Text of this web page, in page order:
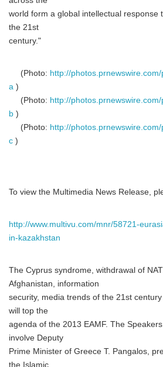
world form a global intellectual response
the 21st
century."
(Photo: http://
a )
(Photo: http://
b )
(Photo: http://
c )
To view the Multimedia News Release,
http://www.multivu.com/mnr/58721-
in-kazakhstan
The Cyprus syndrome, withdrawal of
Afghanistan, information
security, media trends of the 21st
will top the
agenda of the 2013 EAMF. The
involve Deputy
Prime Minister of Greece T. Pangalos,
the Islamic